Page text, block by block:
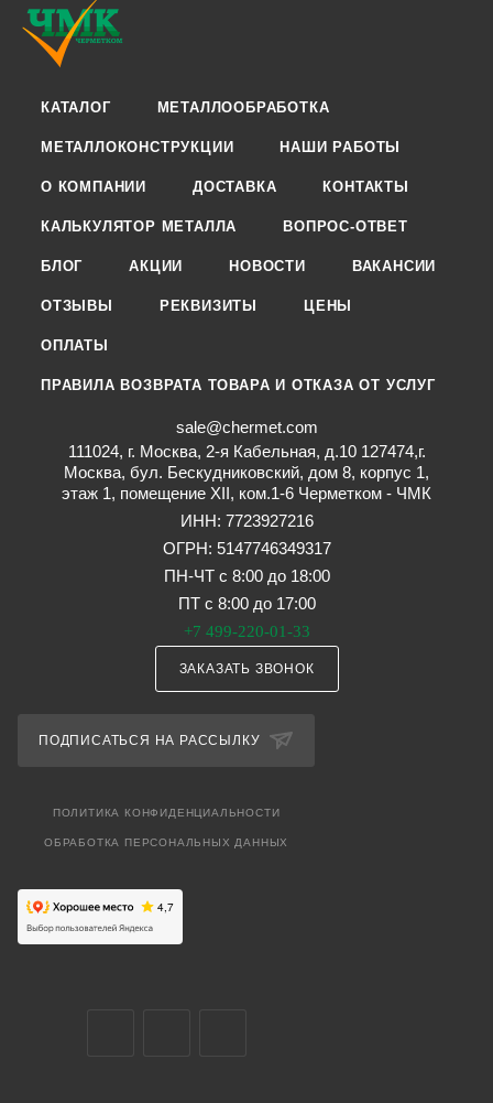
КАТАЛОГ МЕТАЛЛООБРАБОТКА
МЕТАЛЛОКОНСТРУКЦИИ НАШИ РАБОТЫ
О КОМПАНИИ ДОСТАВКА КОНТАКТЫ
КАЛЬКУЛЯТОР МЕТАЛЛА ВОПРОС-ОТВЕТ
БЛОГ АКЦИИ НОВОСТИ ВАКАНСИИ
ОТЗЫВЫ РЕКВИЗИТЫ ЦЕНЫ
ОПЛАТЫ
ПРАВИЛА ВОЗВРАТА ТОВАРА И ОТКАЗА ОТ УСЛУГ
sale@chermet.com
111024, г. Москва, 2-я Кабельная, д.10 127474,г.
Москва, бул. Бескудниковский, дом 8, корпус 1,
этаж 1, помещение XII, ком.1-6 Черметком - ЧМК
ИНН: 7723927216
ОГРН: 5147746349317
ПН-ЧТ с 8:00 до 18:00
ПТ с 8:00 до 17:00
+7 499-220-01-33
ЗАКАЗАТЬ ЗВОНОК
ПОДПИСАТЬСЯ НА РАССЫЛКУ
ПОЛИТИКА КОНФИДЕНЦИАЛЬНОСТИ
ОБРАБОТКА ПЕРСОНАЛЬНЫХ ДАННЫХ